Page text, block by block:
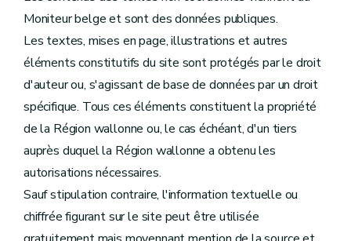
Moniteur belge et sont des données publiques.
Les textes, mises en page, illustrations et autres
éléments constitutifs du site sont protégés par le droit
d'auteur ou, s'agissant de base de données par un droit
spécifique. Tous ces éléments constituent la propriété
de la Région wallonne ou, le cas échéant, d'un tiers
auprès duquel la Région wallonne a obtenu les
autorisations nécessaires.
Sauf stipulation contraire, l'information textuelle ou
chiffrée figurant sur le site peut être utilisée